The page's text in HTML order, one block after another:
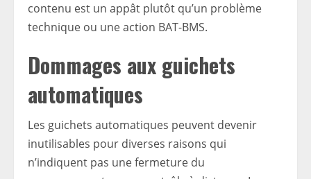
contenu est un appât plutôt qu’un problème
technique ou une action BAT-BMS.
Dommages aux guichets
automatiques
Les guichets automatiques peuvent devenir
inutilisables pour diverses raisons qui
n’indiquent pas une fermeture du